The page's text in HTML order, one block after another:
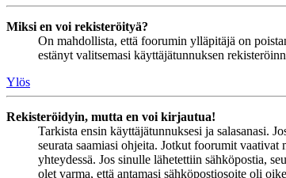
Miksi en voi rekisteröityä?
On mahdollista, että foorumin ylläpitäjä on
estänyt valitsemasi käyttäjätunnuksen
Ylös
Rekisteröidyin, mutta en voi kirjautua!
Tarkista ensin käyttäjätunnuksesi ja salasanasi.
seurata saamiasi ohjeita. Jotkut foorumit
yhteydessä. Jos sinulle lähetettiin sähköpostia,
olet varma, että antamasi sähköpostiosoite oli